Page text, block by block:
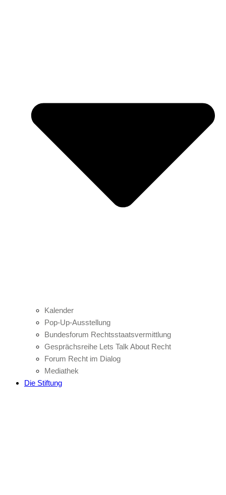
Kalender
Pop-Up-Ausstellung
Bundesforum Rechtsstaatsvermittlung
Gesprächsreihe Lets Talk About Recht
Forum Recht im Dialog
Mediathek
Die Stiftung